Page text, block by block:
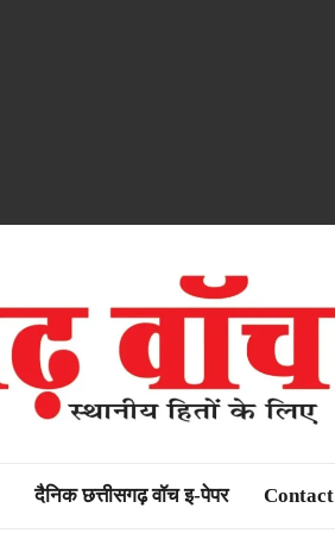
दैनिक छत्तीसगढ़ वॉच इ-पेपर Contact